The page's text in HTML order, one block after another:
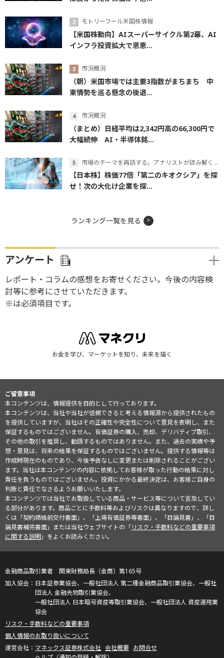
モトリーフール米国株情報
【米国株動向】AIスーパーサイクル第2幕、AI
インフラ投資拡大で恩恵...
市況概況
（朝）米国市場では主要3指数がまちまち 中
東情勢を巡る懸念の後退...
市況概況
（まとめ）日経平均は2,342円高の66,300円で
大幅続伸 AI・半導体銘...
市場のテーマを再訪する。アナリストが読み解くテーマの本質
【日本株】株価77倍「第二のキオクシア」を探
せ！次の大化け企業を探...
ランキング一覧を見る
アンケート
レポート・コラムの感想をお寄せください。今後の内容検
討等に参考にさせていただきます。
※は必須項目です。
お金を学び、マーケットを知り、未来を描く
ご留意事項
本コンテンツは、情報提供を目的として行っております。
本コンテンツは、当社や当社が信頼できると考える情報源から提供されたもの
を提供していますが、当社はその正確性や完全性について意見を表明し、また
保証するものではございません。有価証券の購入、売却、デリバティブ取引、
その他の取引を推奨し、勧誘するものではありません。また、過去の実績や予
想・意見は、将来の結果を保証するものではございません。提供する情報等は
作成時現在のものであり、今後予告なしに変更または削除されることがござい
ます。当社は本コンテンツの内容に依拠してお客様が取った行動の結果に対し
責任を負うものではございません。投資にかかる最終決定は、お客様ご自身の
判断と責任でなさるようお願いいたします。
本コンテンツでは当社でお取扱している商品・サービス等について言及してい
る部分があります。商品ごとに手数料等およびリスクは異なりますので、詳し
くは「契約締結前交付書面」、「上場有価証券等書面」、「目論見書」、「目
論見書補完書面」または当社ウェブサイトの「リスク・手数料などの重要事項
に関する説明」をよくお読みください。
金融商品取引業者 関東財務局長（金商）第165号
日本証券業協会、一般社団法人 第二種金融商品取引業協会、一般社
団法人 金融先物取引業協会、
一般社団法人 日本暗号資産等取引業協会、一般社団法人 資産運用業
協会
リスク・手数料などの重要事項
個人情報のお取り扱いについて
マネックス証券株式会社 会社概要 お問合せ